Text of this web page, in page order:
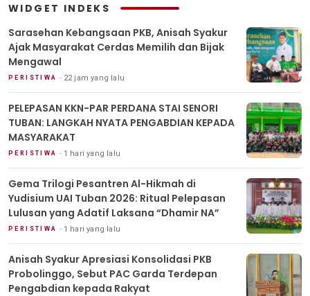
WIDGET INDEKS
Sarasehan Kebangsaan PKB, Anisah Syakur
Ajak Masyarakat Cerdas Memilih dan Bijak
Mengawal
PERISTIWA 22 jam yang lalu
PELEPASAN KKN-PAR PERDANA STAI SENORI
TUBAN: LANGKAH NYATA PENGABDIAN KEPADA
MASYARAKAT
PERISTIWA 1 hari yang lalu
Gema Trilogi Pesantren Al-Hikmah di
Yudisium UAI Tuban 2026: Ritual Pelepasan
Lulusan yang Adatif Laksana “Dhamir NA”
PERISTIWA 1 hari yang lalu
Anisah Syakur Apresiasi Konsolidasi PKB
Probolinggo, Sebut PAC Garda Terdepan
Pengabdian kepada Rakyat